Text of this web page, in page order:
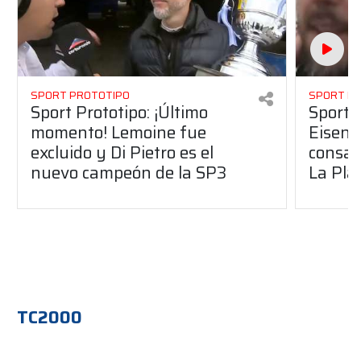
SPORT PROTOTIPO
Sport Prototipo: ¡Último
momento! Lemoine fue
excluido y Di Pietro es el
nuevo campeón de la SP3
SPORT
Sport
La
TC2000